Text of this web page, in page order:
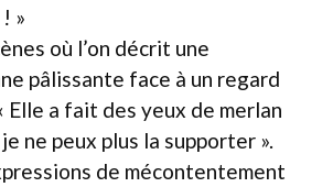
»
où l’on décrit une
pâlissante face à un regard
Elle a fait des yeux de merlan
ne peux plus la supporter ».
de mécontentement